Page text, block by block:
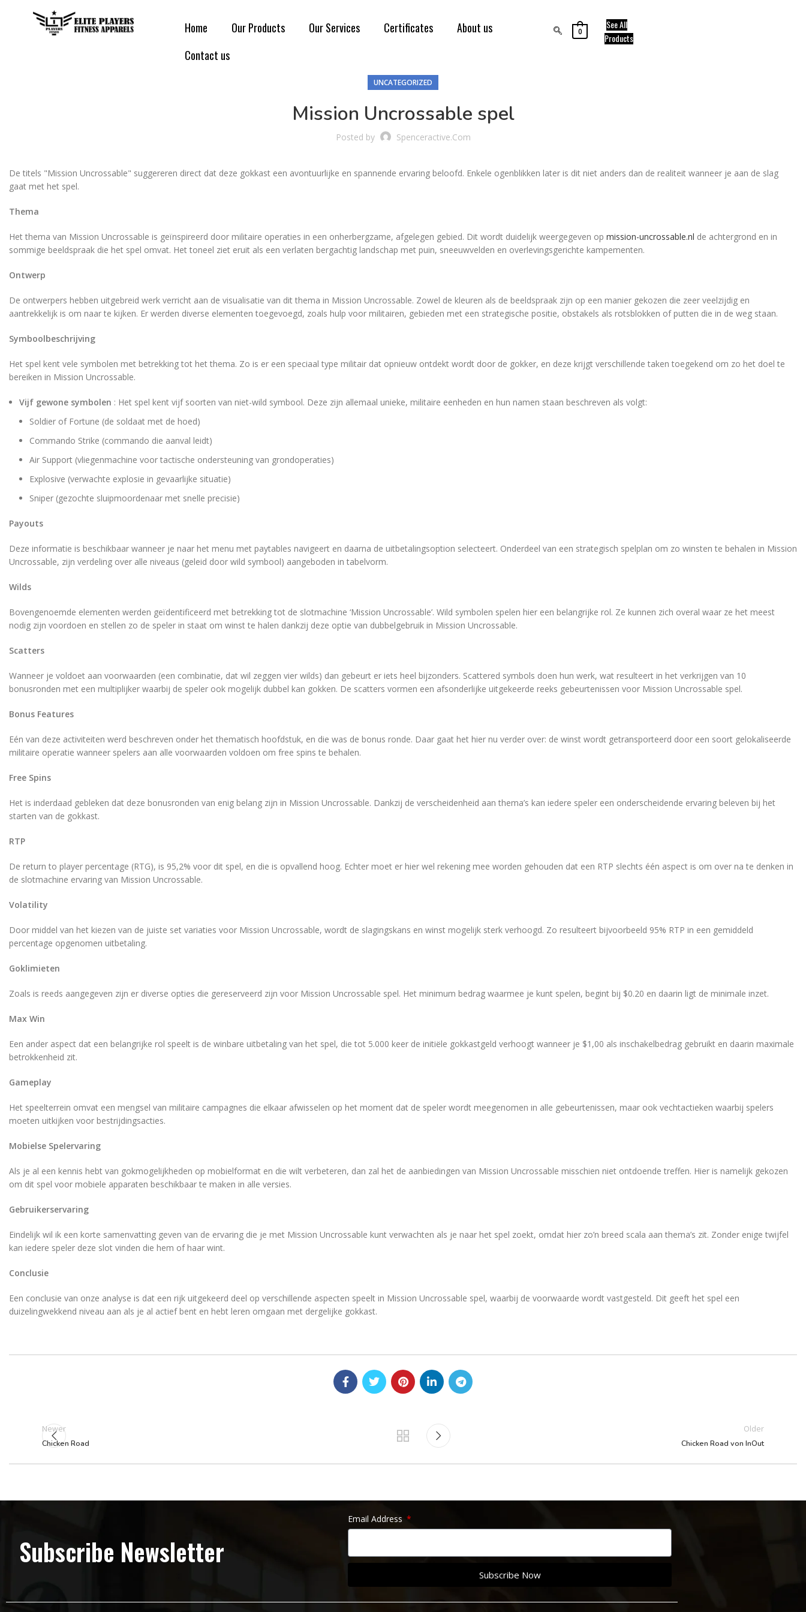
Home Our Products Our Services Certificates
About us
Contact us
0
See All
Products
UNCATEGORIZED
Mission Uncrossable spel
Posted by Spenceractive.com
De titels "Mission Uncrossable" suggereren direct dat deze gokkast een avontuurlijke en spannende ervaring beloofd. Enkele ogenblikken later is dit niet anders dan de realiteit wanneer je aan de slag
gaat met het spel.
Thema
Het thema van Mission Uncrossable is geïnspireerd door militaire operaties in een onherbergzame, afgelegen gebied. Dit wordt duidelijk weergegeven op mission-uncrossable.nl de achtergrond en in
sommige beeldspraak die het spel omvat. Het toneel ziet eruit als een verlaten bergachtig landschap met puin, sneeuwvelden en overlevingsgerichte kampementen.
Ontwerp
De ontwerpers hebben uitgebreid werk verricht aan de visualisatie van dit thema in Mission Uncrossable. Zowel de kleuren als de beeldspraak zijn op een manier gekozen die zeer veelzijdig en
aantrekkelijk is om naar te kijken. Er werden diverse elementen toegevoegd, zoals hulp voor militairen, gebieden met een strategische positie, obstakels als rotsblokken of putten die in de weg staan.
Symboolbeschrijving
Het spel kent vele symbolen met betrekking tot het thema. Zo is er een speciaal type militair dat opnieuw ontdekt wordt door de gokker, en deze krijgt verschillende taken toegekend om zo het doel te
bereiken in Mission Uncrossable.
Vijf gewone symbolen : Het spel kent vijf soorten van niet-wild symbool. Deze zijn allemaal unieke, militaire eenheden en hun namen staan beschreven als volgt:
Soldier of Fortune (de soldaat met de hoed)
Commando Strike (commando die aanval leidt)
Air Support (vliegenmachine voor tactische ondersteuning van grondoperaties)
Explosive (verwachte explosie in gevaarlijke situatie)
Sniper (gezochte sluipmoordenaar met snelle precisie)
Payouts
Deze informatie is beschikbaar wanneer je naar het menu met paytables navigeert en daarna de uitbetalingsoption selecteert. Onderdeel van een strategisch spelplan om zo winsten te behalen in Mission
Uncrossable, zijn verdeling over alle niveaus (geleid door wild symbool) aangeboden in tabelvorm.
Wilds
Bovengenoemde elementen werden geïdentificeerd met betrekking tot de slotmachine ‘Mission Uncrossable’. Wild symbolen spelen hier een belangrijke rol. Ze kunnen zich overal waar ze het meest
nodig zijn voordoen en stellen zo de speler in staat om winst te halen dankzij deze optie van dubbelgebruik in Mission Uncrossable.
Scatters
Wanneer je voldoet aan voorwaarden (een combinatie, dat wil zeggen vier wilds) dan gebeurt er iets heel bijzonders. Scattered symbols doen hun werk, wat resulteert in het verkrijgen van 10
bonusronden met een multiplijker waarbij de speler ook mogelijk dubbel kan gokken. De scatters vormen een afsonderlijke uitgekeerde reeks gebeurtenissen voor Mission Uncrossable spel.
Bonus Features
Eén van deze activiteiten werd beschreven onder het thematisch hoofdstuk, en die was de bonus ronde. Daar gaat het hier nu verder over: de winst wordt getransporteerd door een soort gelokaliseerde
militaire operatie wanneer spelers aan alle voorwaarden voldoen om free spins te behalen.
Free Spins
Het is inderdaad gebleken dat deze bonusronden van enig belang zijn in Mission Uncrossable. Dankzij de verscheidenheid aan thema’s kan iedere speler een onderscheidende ervaring beleven bij het
starten van de gokkast.
RTP
De return to player percentage (RTG), is 95,2% voor dit spel, en die is opvallend hoog. Echter moet er hier wel rekening mee worden gehouden dat een RTP slechts één aspect is om over na te denken in
de slotmachine ervaring van Mission Uncrossable.
Volatility
Door middel van het kiezen van de juiste set variaties voor Mission Uncrossable, wordt de slagingskans en winst mogelijk sterk verhoogd. Zo resulteert bijvoorbeeld 95% RTP in een gemiddeld
percentage opgenomen uitbetaling.
Goklimieten
Zoals is reeds aangegeven zijn er diverse opties die gereserveerd zijn voor Mission Uncrossable spel. Het minimum bedrag waarmee je kunt spelen, begint bij $0.20 en daarin ligt de minimale inzet.
Max Win
Een ander aspect dat een belangrijke rol speelt is de winbare uitbetaling van het spel, die tot 5.000 keer de initiële gokkastgeld verhoogt wanneer je $1,00 als inschakelbedrag gebruikt en daarin maximale
betrokkenheid zit.
Gameplay
Het speelterrein omvat een mengsel van militaire campagnes die elkaar afwisselen op het moment dat de speler wordt meegenomen in alle gebeurtenissen, maar ook vechtactieken waarbij spelers
moeten uitkijken voor bestrijdingsacties.
Mobielse Spelervaring
Als je al een kennis hebt van gokmogelijkheden op mobielformat en die wilt verbeteren, dan zal het de aanbiedingen van Mission Uncrossable misschien niet ontdoende treffen. Hier is namelijk gekozen
om dit spel voor mobiele apparaten beschikbaar te maken in alle versies.
Gebruikerservaring
Eindelijk wil ik een korte samenvatting geven van de ervaring die je met Mission Uncrossable kunt verwachten als je naar het spel zoekt, omdat hier zo’n breed scala aan thema’s zit. Zonder enige twijfel
kan iedere speler deze slot vinden die hem of haar wint.
Conclusie
Een conclusie van onze analyse is dat een rijk uitgekeerd deel op verschillende aspecten speelt in Mission Uncrossable spel, waarbij de voorwaarde wordt vastgesteld. Dit geeft het spel een
duizelingwekkend niveau aan als je al actief bent en hebt leren omgaan met dergelijke gokkast.
Newer
Chicken Road
Older
Chicken Road von InOut
Subscribe Newsletter
Email Address
Subscribe Now